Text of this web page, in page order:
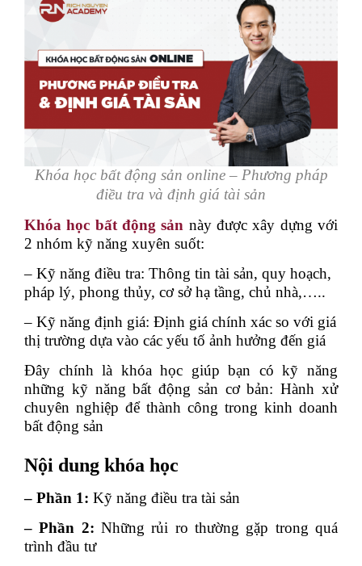
Khóa học bất động sản online – Phương pháp
điều tra và định giá tài sản
Khóa học bất động sản này được xây dựng với
2 nhóm kỹ năng xuyên suốt:
– Kỹ năng điều tra: Thông tin tài sản, quy hoạch,
pháp lý, phong thủy, cơ sở hạ tầng, chủ nhà,…..
– Kỹ năng định giá: Định giá chính xác so với giá
thị trường dựa vào các yếu tố ảnh hưởng đến giá
Đây chính là khóa học giúp bạn có kỹ năng
những kỹ năng bất động sản cơ bản: Hành xử
chuyên nghiệp để thành công trong kinh doanh
bất động sản
Nội dung khóa học
– Phần 1: Kỹ năng điều tra tài sản
– Phần 2: Những rủi ro thường gặp trong quá
trình đầu tư